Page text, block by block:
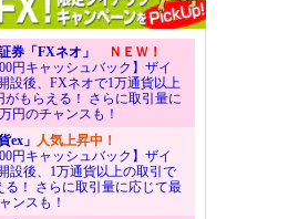
券「FXネオ」
ＮＥＷ！
円キャッシュバック】ザイ
設後、FXネオで1万通貨以上
がもらえる！ さらに取引量に
円のチャンスも！
ex」 人気上昇中！
円キャッシュバック】ザイ
設後、1万通貨以上の取引で
る！ さらに取引量に応じて最
ンスも！